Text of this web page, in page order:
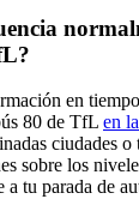
en
80 de TfL en
ciudades o
sobre los
tu parada de